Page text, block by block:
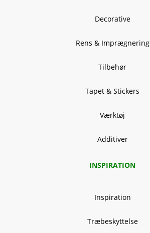
Decorative
Rens & Imprægnering
Tilbehør
Tapet & Stickers
Værktøj
Additiver
INSPIRATION
Inspiration
Træbeskyttelse